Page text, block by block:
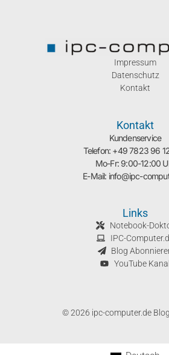
Impressum
Datenschutz
Kontakt
Kontakt
Kundenservice
Telefon: +49 7823 96
Mo-Fr: 9:00-12:00
E-Mail: info@ipc-
Links
Notebook-
IPC-
Blog
YouTube Kanal
© 2026 ipc-computer.de